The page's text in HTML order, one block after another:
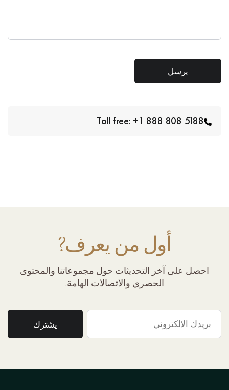
Toll free: +1 888 808 5188
أول من يعرف?
احصل على آخر التحديثات حول مجموعاتنا والمحتوى
الحصري والاتصالات الهامة.